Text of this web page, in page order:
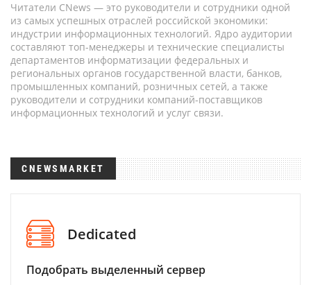
Читатели CNews — это руководители и сотрудники одной
из самых успешных отраслей российской экономики:
индустрии информационных технологий. Ядро аудитории
составляют топ-менеджеры и технические специалисты
департаментов информатизации федеральных и
региональных органов государственной власти, банков,
промышленных компаний, розничных сетей, а также
руководители и сотрудники компаний-поставщиков
информационных технологий и услуг связи.
CNEWSMARKET
Dedicated
Подобрать выделенный сервер